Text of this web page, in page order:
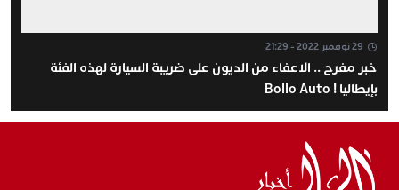
29 نوفمبر 2022 - 21:29
خبر مفرح .. الاعفاء من الديون على ضريبة السيارة لهذه الفئة
بإيطاليا ! Bollo Auto